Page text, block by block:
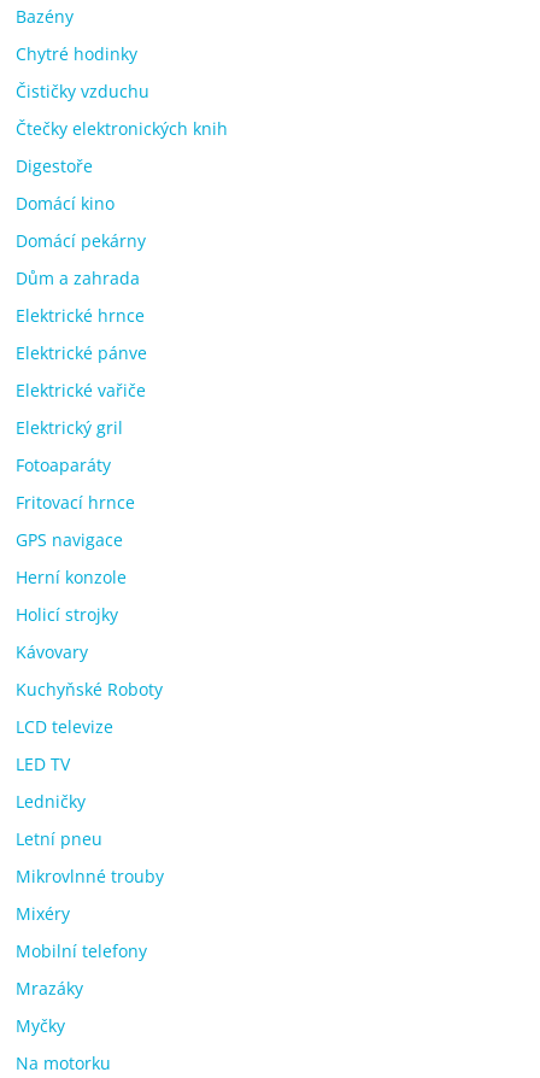
Bazény
Chytré hodinky
Čističky vzduchu
Čtečky elektronických knih
Digestoře
Domácí kino
Domácí pekárny
Dům a zahrada
Elektrické hrnce
Elektrické pánve
Elektrické vařiče
Elektrický gril
Fotoaparáty
Fritovací hrnce
GPS navigace
Herní konzole
Holicí strojky
Kávovary
Kuchyňské Roboty
LCD televize
LED TV
Ledničky
Letní pneu
Mikrovlnné trouby
Mixéry
Mobilní telefony
Mrazáky
Myčky
Na motorku